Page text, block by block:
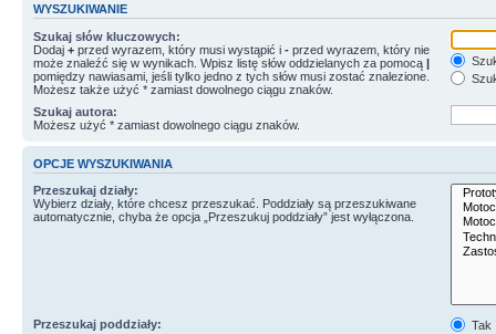
WYSZUKIWANIE
Szukaj słów kluczowych:
Dodaj + przed wyrazem, który musi wystąpić i - przed wyrazem, który nie
może znaleźć się w wynikach. Wpisz listę słów oddzielanych za pomocą |
pomiędzy nawiasami, jeśli tylko jedno z tych słów musi zostać znalezione.
Możesz także użyć * zamiast dowolnego ciągu znaków.
Szukaj autora:
Możesz użyć * zamiast dowolnego ciągu znaków.
OPCJE WYSZUKIWANIA
Przeszukaj działy:
Wybierz działy, które chcesz przeszukać. Poddziały są przeszukiwane
automatycznie, chyba że opcja „Przeszukuj poddziały” jest wyłączona.
Przeszukaj poddziały:
Tak